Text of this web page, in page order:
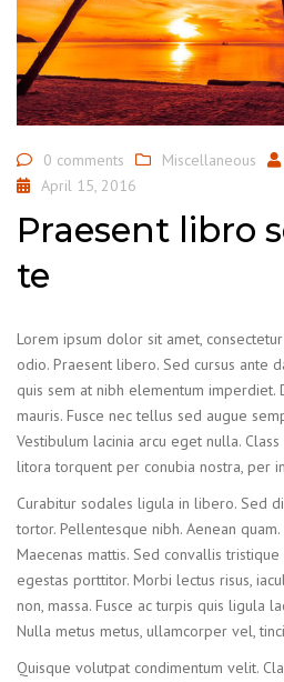
0 comments Miscellaneous
April 15, 2016
Praesent libro
te
Lorem ipsum dolor sit amet,
odio. Praesent libero. Sed cursus ante
quis sem at nibh elementum imperdiet.
mauris. Fusce nec tellus sed augue
Vestibulum lacinia arcu eget nulla.
litora torquent per conubia nostra, per
Curabitur sodales ligula in libero. Sed
tortor. Pellentesque nibh. Aenean
Maecenas mattis. Sed convallis
egestas porttitor. Morbi lectus risus,
non, massa. Fusce ac turpis quis ligula
Nulla metus metus, ullamcorper vel,
Quisque volutpat condimentum velit.